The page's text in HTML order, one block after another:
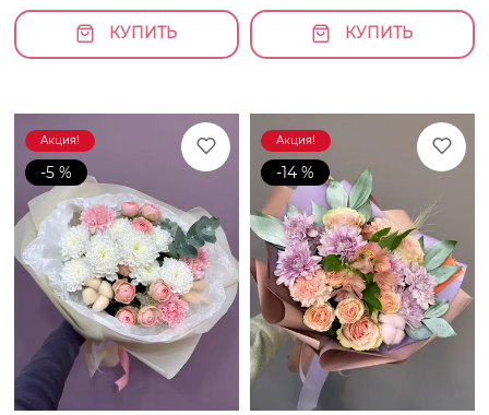
КУПИТЬ КУПИТЬ
Акция!
-5 %
Акция!
-14 %